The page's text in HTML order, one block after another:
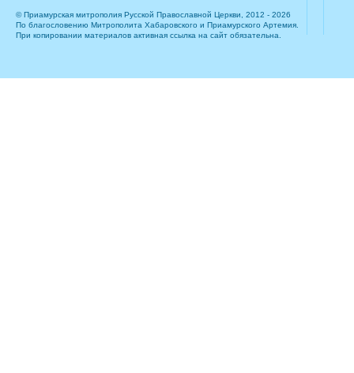
© Приамурская митрополия Русской Православной Церкви, 2012 - 2026
По благословению Митрополита Хабаровского и Приамурского Артемия.
При копировании материалов активная ссылка на сайт обязательна.